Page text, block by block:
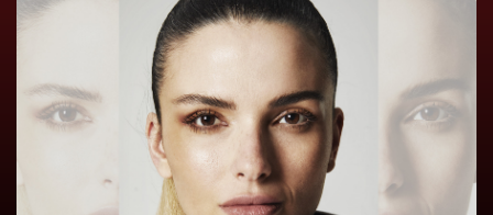
Συνάντηση του Σεβ.Μητροπολίτου Πειραιώς με
τον Υπουργό Ανάπτυξης κ.Α.Γεωργιάδη